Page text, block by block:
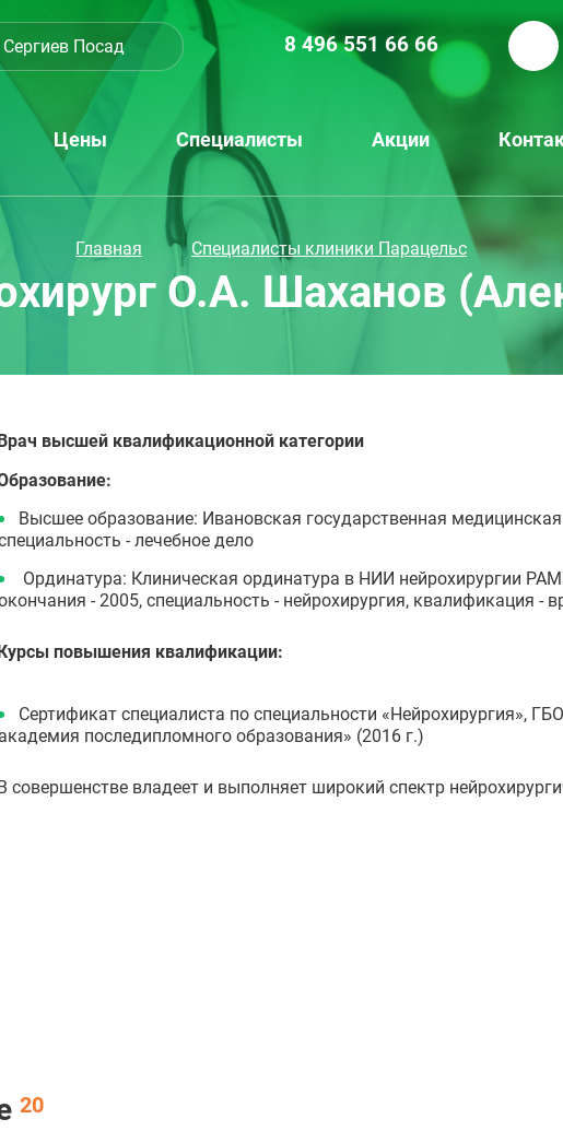
Сергиев Посад 8 496 551 66 66
Цены Специалисты Акции
Главная Специалисты клиники Парацельс
О.А. Шаханов
высшей квалификационной категории
Высшее образование: Ивановская государственная
- лечебное дело
Ординатура: Клиническая ординатура в НИИ нейрохирургии
- 2005, специальность - нейрохирургия, квалификация -
повышения квалификации:
Сертификат специалиста по специальности «Нейрохирургия»,
академия последипломного образования» (2016 г.)
совершенстве владеет и выполняет широкий спектр
20